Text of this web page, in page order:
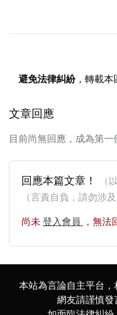
避免法律糾紛，轉載本
文章回應
目前尚無回應，成為第一
回應本篇文章！
（
（言責自負，請勿涉
尚未 登入會員 ，無法
本站為言論自主平台，
網友請謹慎發